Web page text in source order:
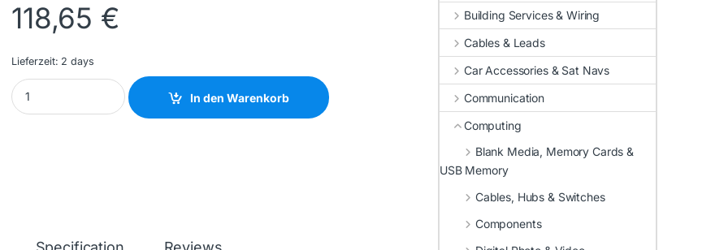
118,65 €
Lieferzeit: 2 days
HPE - Q9G69A - NEW quantity
In den Warenkorb
Building Services & Wiring
Cables & Leads
Car Accessories & Sat Navs
Communication
Computing
Blank Media, Memory Cards &
USB Memory
Cables, Hubs & Switches
Components